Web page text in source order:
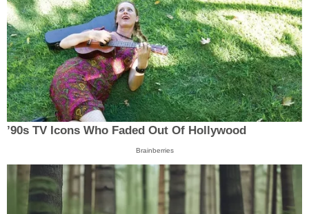
’90s TV Icons Who Faded Out Of Hollywood
Brainberries